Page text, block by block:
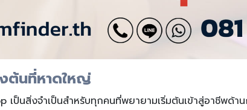
ต้นที่หาดใหญ่
เป็นสิ่งจำเป็นสำหรับทุกคนที่พยายามเริ่มต้นเข้าสู่อาชีพด้า